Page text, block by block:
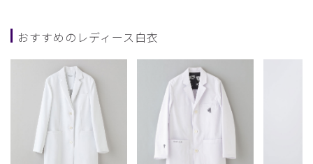
おすすめのレディース白衣